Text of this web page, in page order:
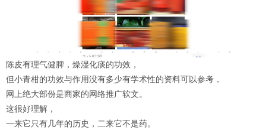
陈皮有理气健脾，燥湿化痰的功效，
但小青柑的功效与作用没有多少有学术性的资料可以参考，
网上绝大部份是商家的网络推广软文。
这很好理解，
一来它只有几年的历史，二来它不是药。